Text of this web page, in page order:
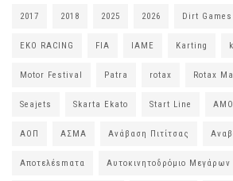
2017 2018 2025 2026 Dirt Games
EKO RACING FIA IAME Karting
Motor Festival Patra rotax Rotax
Seajets Skarta Ekato Start Line
ΑΟΠ ΑΣΜΑ Ανάβαση Πιτίτσας
Αποτελέsmατα Αυτοκινητοδρόμιο Μεγάρων